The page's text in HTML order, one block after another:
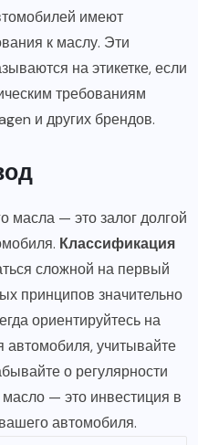
имеют
к маслу. Эти
на этикетке, если
требованиям
и других брендов.
масла — это залог долгой
Классификация
сложной на первый
принципов значительно
ориентируйтесь на
автомобиля, учитывайте
о регулярности
— это инвестиция в
автомобиля.